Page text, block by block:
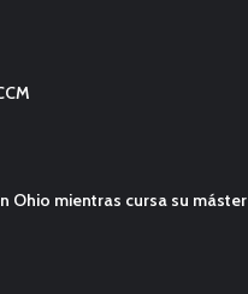
Ohio mientras cursa su máster